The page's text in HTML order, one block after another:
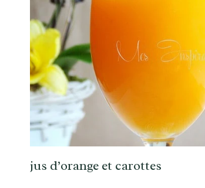
jus d’orange et carottes